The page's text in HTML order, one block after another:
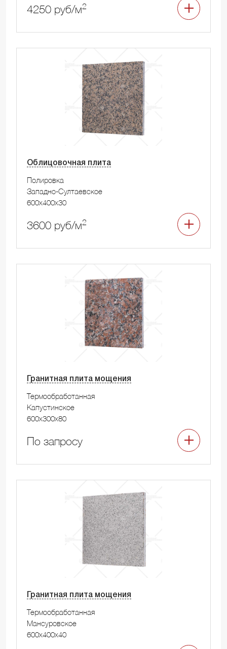
4250 руб/м2
Облицовочная плита
Полировка
Западно-Султаевское
600x400x30
3600 руб/м2
Гранитная плита мощения
Термообработанная
Капустинское
600x300x80
По запросу
Гранитная плита мощения
Термообработанная
Мансуровское
600x400x40